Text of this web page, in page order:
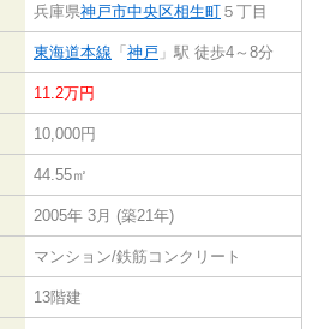
兵庫県神戸市中央区相生町 ５丁目
東海道本線 「 神戸 」駅 徒歩4～8分
11.2万円
10,000円
44.55㎡
2005年 3月 (築21年)
マンション/鉄筋コンクリート
13階建